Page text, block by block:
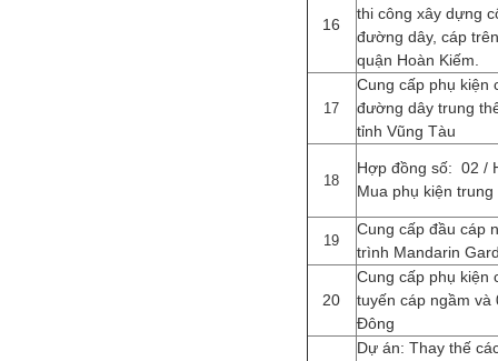
16
thi công xây dựng
đường dây, cáp
quận Hoàn Kiếm.
17
Cung cấp phụ kiện
đường dây trung
tỉnh Vũng Tàu
18
Hợp đồng số: 02 /
Mua phụ kiện
19
Cung cấp đầu cáp
trình Mandarin
20
Cung cấp phụ kiện
tuyến cáp ngầm
Đông
Dự án: Thay thế